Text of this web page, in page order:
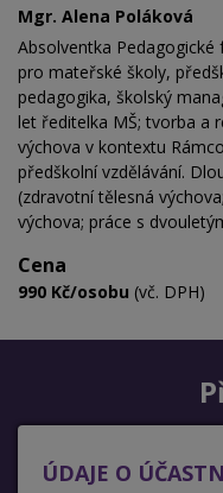
Mgr. Alena Poláková
Absolventka
pro mateřské školy,
pedagogika, školský
let ředitelka MŠ; tvorba a
výchova v kontextu
předškolní vzdělávání.
(zdravotní tělesná
výchova; práce s
Cena
990 Kč/osobu (vč. DPH)
ÚDAJE O